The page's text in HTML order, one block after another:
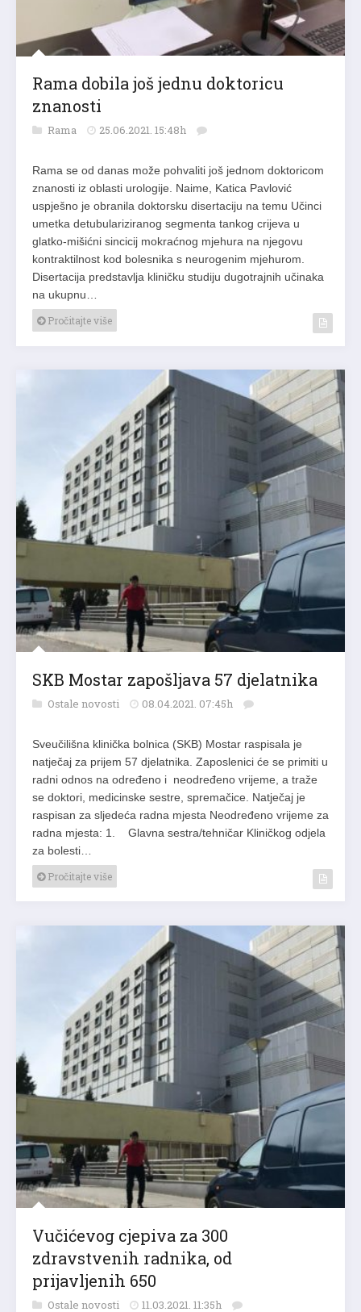
Rama dobila još jednu doktoricu
znanosti
Rama 25.06.2021. 15:48h
Rama se od danas može pohvaliti još jednom doktoricom
znanosti iz oblasti urologije. Naime, Katica Pavlović
uspješno je obranila doktorsku disertaciju na temu Učinci
umetka detubulariziranog segmenta tankog crijeva u
glatko-mišićni sincicij mokraćnog mjehura na njegovu
kontraktilnost kod bolesnika s neurogenim mjehurom.
Disertacija predstavlja kliničku studiju dugotrajnih učinaka
na ukupnu…
Pročitajte više
SKB Mostar zapošljava 57 djelatnika
Ostale novosti 08.04.2021. 07:45h
Sveučilišna klinička bolnica (SKB) Mostar raspisala je
natječaj za prijem 57 djelatnika. Zaposlenici će se primiti u
radni odnos na određeno i neodređeno vrijeme, a traže
se doktori, medicinske sestre, spremačice. Natječaj je
raspisan za sljedeća radna mjesta Neodređeno vrijeme za
radna mjesta: 1. Glavna sestra/tehničar Kliničkog odjela
za bolesti…
Pročitajte više
Vučićevog cjepiva za 300
zdravstvenih radnika, od
prijavljenih 650
Ostale novosti 11.03.2021. 11:35h